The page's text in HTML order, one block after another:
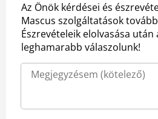
Az Önök kérdései és
Mascus szolgáltatások
Észrevételeik elolvasása után
leghamarabb válaszolunk!